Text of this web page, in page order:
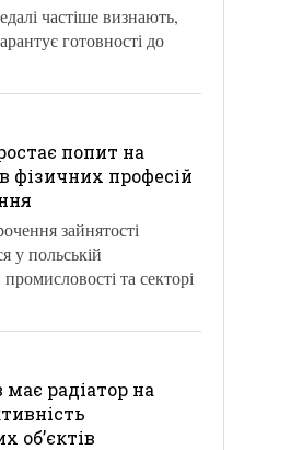
частіше визнають,
готовності до
попит на
фізичних професій
зайнятості
у польській
та секторі
радіатор на
об’єктів